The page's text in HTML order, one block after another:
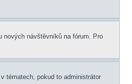
nových návštěvníků na fórum. Pro
tématech, pokud to administrátor